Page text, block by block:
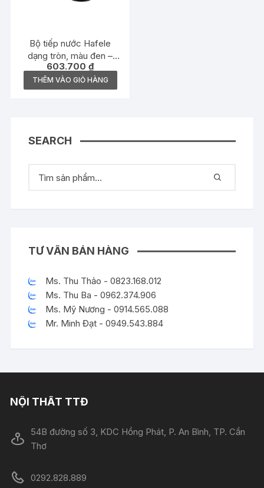
Bộ tiếp nước Hafele
dạng tròn, màu đen –
485.60.060
603.700₫
THÊM VÀO GIỎ HÀNG
SEARCH
TƯ VẤN BÁN HÀNG
Ms. Thu Thảo - 0823.168.012
Ms. Thu Ba - 0962.374.906
Ms. Mỹ Nương - 0914.565.088
Mr. Minh Đạt - 0949.543.884
NỘI THẤT TTĐ
54B đường số 3, KDC Hồng Phát, P. An Bình, TP. Cần
Thơ
0292.828.889